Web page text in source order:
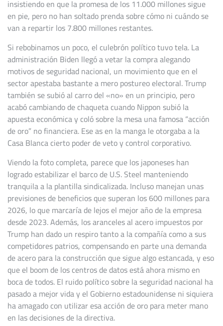
insistiendo en que la promesa de los 11.000 millones sigue
en pie, pero no han soltado prenda sobre cómo ni cuándo se
van a repartir los 7.800 millones restantes.
Si rebobinamos un poco, el culebrón político tuvo tela. La
administración Biden llegó a vetar la compra alegando
motivos de seguridad nacional, un movimiento que en el
sector apestaba bastante a mero postureo electoral. Trump
también se subió al carro del «no» en un principio, pero
acabó cambiando de chaqueta cuando Nippon subió la
apuesta económica y coló sobre la mesa una famosa “acción
de oro” no financiera. Ese as en la manga le otorgaba a la
Casa Blanca cierto poder de veto y control corporativo.
Viendo la foto completa, parece que los japoneses han
logrado estabilizar el barco de U.S. Steel manteniendo
tranquila a la plantilla sindicalizada. Incluso manejan unas
previsiones de beneficios que superan los 600 millones para
2026, lo que marcaría de lejos el mejor año de la empresa
desde 2023. Además, los aranceles al acero impuestos por
Trump han dado un respiro tanto a la compañía como a sus
competidores patrios, compensando en parte una demanda
de acero para la construcción que sigue algo estancada, y eso
que el boom de los centros de datos está ahora mismo en
boca de todos. El ruido político sobre la seguridad nacional ha
pasado a mejor vida y el Gobierno estadounidense ni siquiera
ha amagado con utilizar esa acción de oro para meter mano
en las decisiones de la directiva.